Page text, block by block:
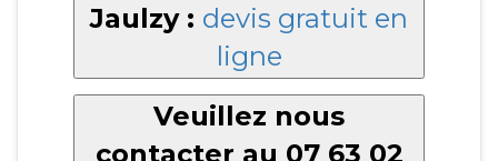
Jaulzy : devis gratuit en
ligne
Veuillez nous
contacter au 07 63 02